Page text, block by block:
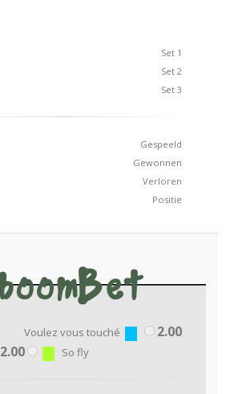
Set 1
Set 2
Set 3
Gespeeld
Gewonnen
Verloren
Positie
Voulez vous touché
2.00
2.00
So fly